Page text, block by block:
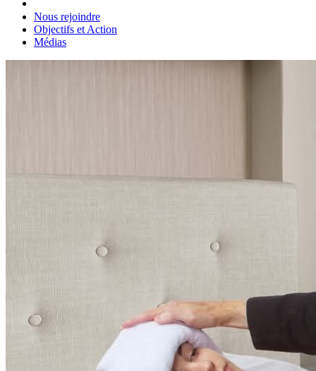
Nous rejoindre
Objectifs et Action
Médias